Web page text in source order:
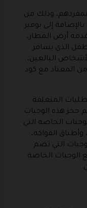
وذلك من
إلى توفير
أرض المطار،
الذي يسافر
البالغين،
المعتاد مع كود
المتعلقة
حجز هذه الوجبات
الخاصة التي
وأطباق الفواكه،
التي تضم
الوجبات الخاصة